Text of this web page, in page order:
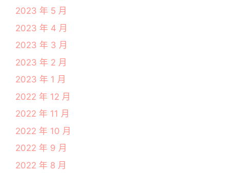
2023 年 5 月
2023 年 4 月
2023 年 3 月
2023 年 2 月
2023 年 1 月
2022 年 12 月
2022 年 11 月
2022 年 10 月
2022 年 9 月
2022 年 8 月